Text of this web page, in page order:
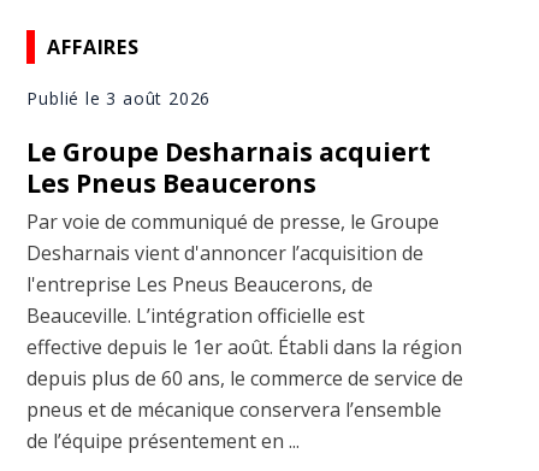
AFFAIRES
Publié le 3 août 2026
Le Groupe Desharnais acquiert
Les Pneus Beaucerons
Par voie de communiqué de presse, le Groupe
Desharnais vient d'annoncer l’acquisition de
l'entreprise Les Pneus Beaucerons, de
Beauceville. L’intégration officielle est
effective depuis le 1er août. Établi dans la région
depuis plus de 60 ans, le commerce de service de
pneus et de mécanique conservera l’ensemble
de l’équipe présentement en ...